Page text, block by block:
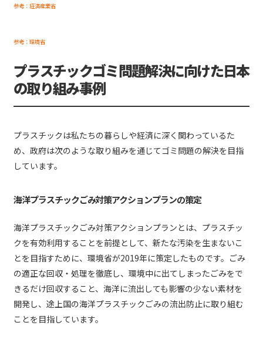
参考：経済産業省
参考：環境省
プラスチックゴミ問題解決に向けた日本
の取り組み事例
プラスチックは私たちの暮らしや経済に深く関わっているた
め、政府は次のような取り組みを通じてゴミ問題の解決を目指
しています。
海洋プラスチックごみ対策アクションプランの策定
海洋プラスチックごみ対策アクションプランとは、プラスチッ
クを有効利用することを前提として、新たな汚染を生まないこ
とを目指すために、環境省が2019年に策定したものです。ごみ
の適正な回収・処理を徹底し、環境中に出てしまったごみをで
きるだけ回収すること、海洋に流出しても影響の少ない素材を
開発し、途上国の海洋プラスチックごみの流出防止に取り組む
ことを目指しています。